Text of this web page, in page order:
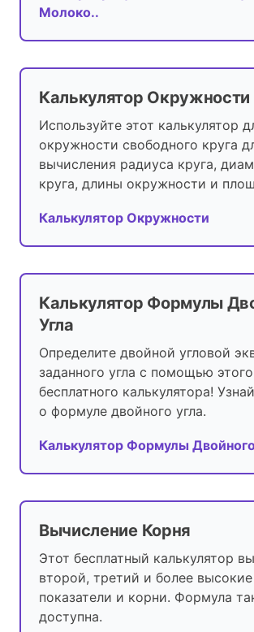
Молоко..
Калькулятор Окружности
Используйте этот калькулятор
окружности свободного круга
вычисления радиуса круга,
круга, длины окружности и
Калькулятор Окружности
Калькулятор Формулы
Угла
Определите двойной угловой
заданного угла с помощью этого
бесплатного калькулятора!
о формуле двойного угла.
Калькулятор Формулы
Вычисление Корня
Этот бесплатный калькулятор
второй, третий и более высокие
показатели и корни. Формула
доступна.